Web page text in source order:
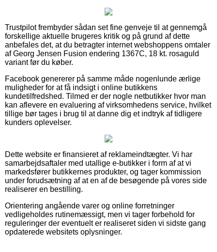
Trustpilot frembyder sådan set fine genveje til at gennemgå
forskellige aktuelle brugeres kritik og på grund af dette
anbefales det, at du betragter internet webshoppens omtaler
af Georg Jensen Fusion endering 1367C, 18 kt. rosaguld
variant før du køber.
Facebook genererer på samme måde nogenlunde ærlige
muligheder for at få indsigt i online butikkens
kundetilfredshed. Tilmed er der nogle netbutikker hvor man
kan aflevere en evaluering af virksomhedens service, hvilket
tillige bør tages i brug til at danne dig et indtryk af tidligere
kunders oplevelser.
Dette website er finansieret af reklameindtægter. Vi har
samarbejdsaftaler med utallige e-butikker i form af at vi
markedsfører butikkernes produkter, og tager kommission
under forudsætning af at en af de besøgende på vores side
realiserer en bestilling.
Orientering angående varer og online forretninger
vedligeholdes rutinemæssigt, men vi tager forbehold for
reguleringer der eventuelt er realiseret siden vi sidste gang
opdaterede websitets oplysninger.